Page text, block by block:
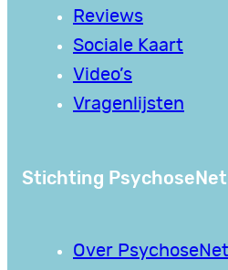
Reviews
Sociale Kaart
Video’s
Vragenlijsten
Stichting PsychoseNet
Over PsychoseNet